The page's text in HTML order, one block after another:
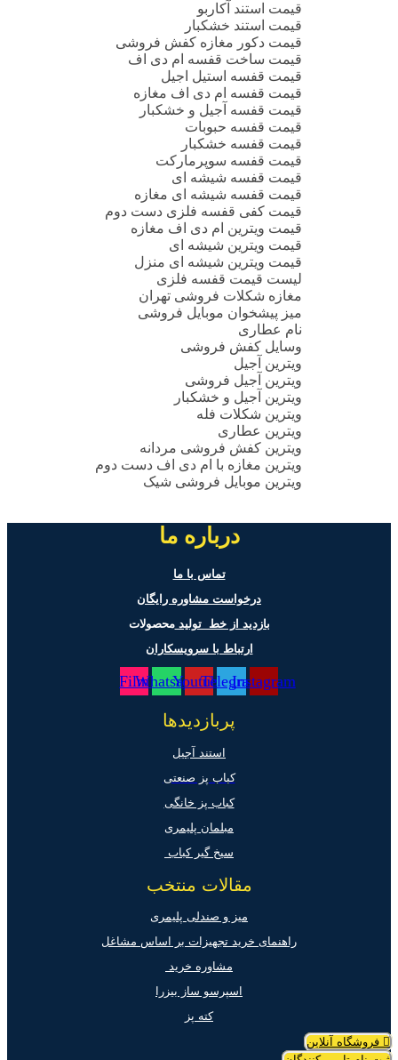
قیمت استند آکاربو
قیمت استند خشکبار
قیمت دکور مغازه کفش فروشی
قیمت ساخت قفسه ام دی اف
قیمت قفسه استیل اجیل
قیمت قفسه ام دی اف مغازه
قیمت قفسه آجیل و خشکبار
قیمت قفسه حبوبات
قیمت قفسه خشکبار
قیمت قفسه سوپرمارکت
قیمت قفسه شیشه ای
قیمت قفسه شیشه ای مغازه
قیمت کفی قفسه فلزی دست دوم
قیمت ویترین ام دی اف مغازه
قیمت ویترین شیشه ای
قیمت ویترین شیشه ای منزل
لیست قیمت قفسه فلزی
مغازه شکلات فروشی تهران
میز پیشخوان موبایل فروشی
نام عطاری
وسایل کفش فروشی
ویترین آجیل
ویترین آجیل فروشی
ویترین آجیل و خشکبار
ویترین شکلات فله
ویترین عطاری
ویترین کفش فروشی مردانه
ویترین مغازه با ام دی اف دست دوم
ویترین موبایل فروشی شیک
درباره ما
تماس با ما
درخواست مشاوره رایگان
بازدید از خط تولیدمحصولات
ارتباط با سرویسکاران
Instagram
Telegram
Youtube
Whatsapp
Film
پربازدیدها
استند آجیل
کباب پز صنعتی
کباب پز خانگی
مبلمان پلیمری
سیخ گیر کباب
مقالات منتخب
میز و صندلی پلیمری
راهنمای خرید تجهیزات بر اساس مشاغل
مشاوره خرید
اسپرسو ساز بیزرا
کته پز
فروشگاه آنلاین